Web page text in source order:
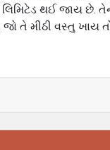
થઈ જાય છે.
તે મીઠી વસ્તુ ખાય